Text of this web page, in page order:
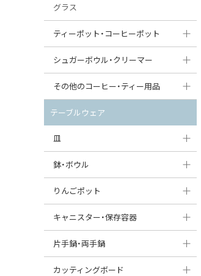
グラス
ティーポット・コーヒーポット
ティーポット
コーヒーポット
シュガーボウル・クリーマー
シュガーボウル
クリーマー
その他のコーヒー・ティー用品
ポットウォーマー
ピッチャー
コーヒードリッパー
すべて見る
テーブルウェア
皿
大皿（24cm〜）
中皿（18〜24cm）
丸皿
鉢・ボウル
大鉢（21cm〜）
中鉢（16〜21cm）
りんごポット
りんごポット
りんごポット小
キャニスター・保存容器
キャニスター
つぼ
片手鍋・両手鍋
ソースパン（片手鍋）
カッティングボード